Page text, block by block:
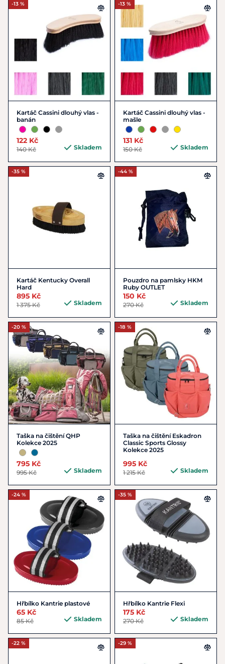
-13 %
Kartáč Cassini dlouhý vlas -
banán
122 Kč
140 Kč Skladem
-13 %
Kartáč Cassini dlouhý vlas -
mašle
131 Kč
150 Kč Skladem
-35 %
Kartáč Kentucky Overall
Hard
895 Kč
1 375 Kč Skladem
-44 %
Pouzdro na pamlsky HKM
Ruby OUTLET
150 Kč
270 Kč Skladem
-20 %
Taška na čištění QHP
Kolekce 2025
795 Kč
995 Kč Skladem
-18 %
Taška na čištění Eskadron
Classic Sports Glossy
Kolekce 2025
995 Kč
1 215 Kč Skladem
-24 %
Hřbílko Kantrie plastové
65 Kč
85 Kč Skladem
-35 %
Hřbílko Kantrie Flexi
175 Kč
270 Kč Skladem
-22 % -29 %